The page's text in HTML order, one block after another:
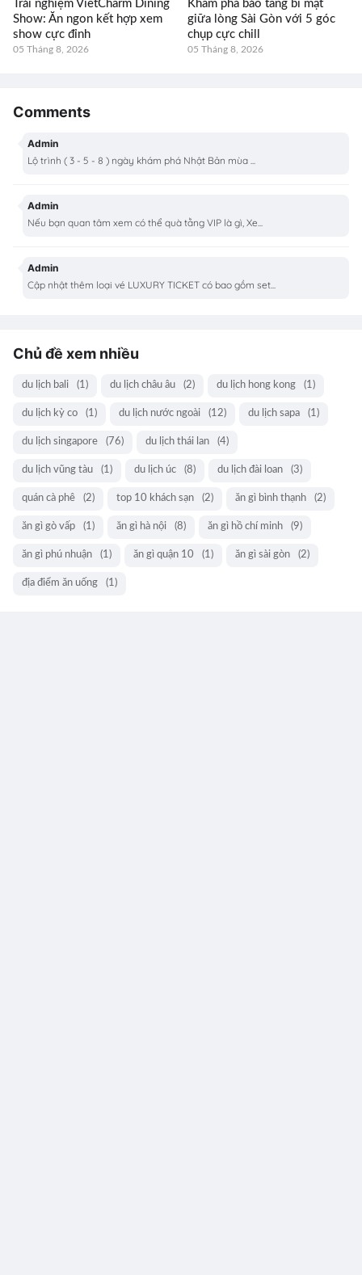
Trải nghiệm VietCharm Dining
Show: Ăn ngon kết hợp xem
show cực đỉnh
05 Tháng 8, 2026
Khám phá bảo tàng bí mật
giữa lòng Sài Gòn với 5 góc
chụp cực chill
05 Tháng 8, 2026
Comments
Admin
Lộ trình ( 3 - 5 - 8 ) ngày khám phá Nhật Bản mùa ...
Admin
Nếu bạn quan tâm xem có thể quà tằng VIP là gì, Xe...
Admin
Cập nhật thêm loại vé LUXURY TICKET có bao gồm set...
Chủ đề xem nhiều
du lịch bali (1) du lịch châu âu (2) du lịch hong kong (1)
du lịch kỳ co (1) du lịch nước ngoài (12) du lịch sapa (1)
du lịch singapore (76) du lịch thái lan (4)
du lịch vũng tàu (1) du lịch úc (8) du lịch đài loan (3)
quán cà phê (2) top 10 khách sạn (2) ăn gì bình thạnh (2)
ăn gì gò vấp (1) ăn gì hà nội (8) ăn gì hồ chí minh (9)
ăn gì phú nhuận (1) ăn gì quận 10 (1) ăn gì sài gòn (2)
địa điểm ăn uống (1)